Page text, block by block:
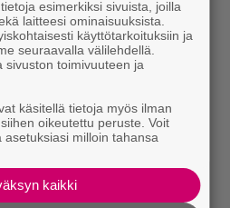
esimerkiksi sivuista, joilla
laitteesi ominaisuuksista.
käyttötarkoituksiin ja
seuraavalla välilehdellä.
sivuston toimivuuteen ja
käsitellä tietoja myös ilman
oikeutettu peruste. Voit
milloin tahansa
kaikki